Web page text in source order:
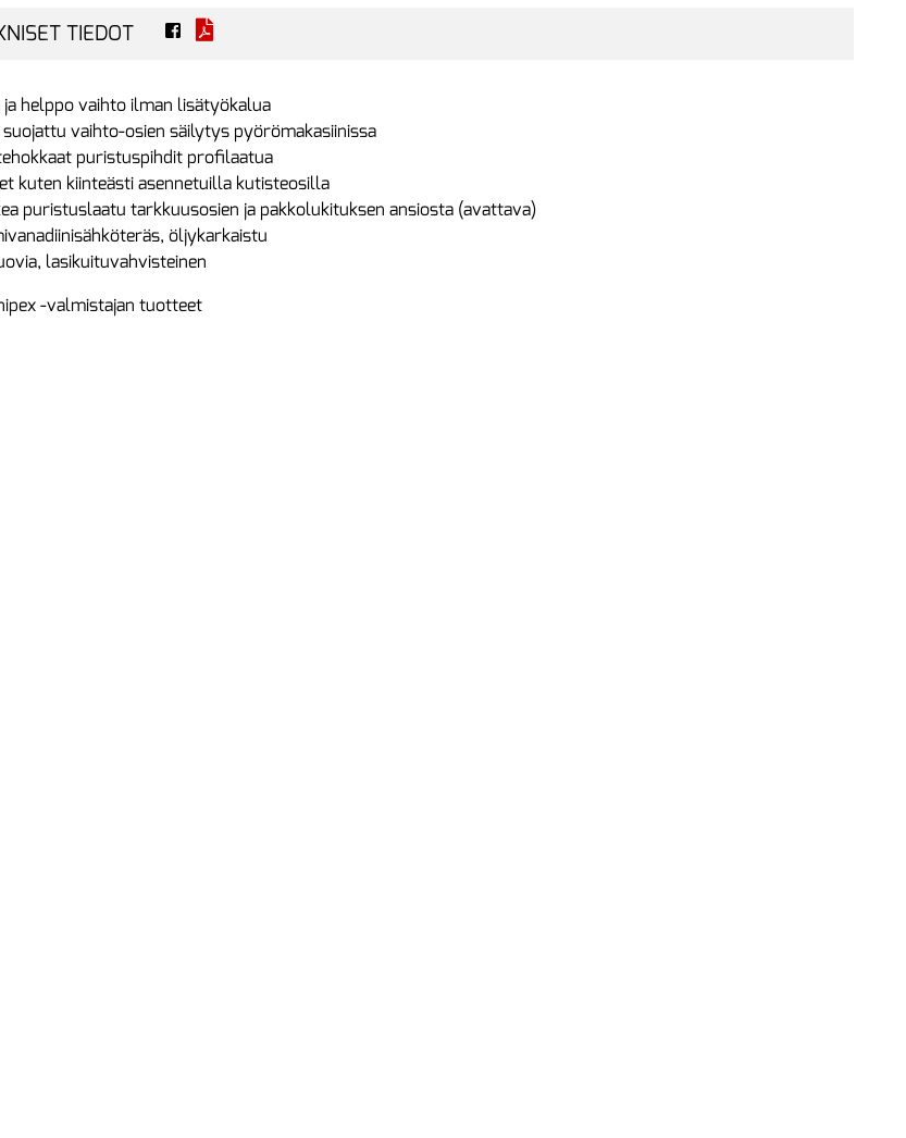
TIEDOT
helppo vaihto ilman lisätyökalua
vaihto-osien säilytys pyörömakasiinissa
puristuspihdit profilaatua
kuten kiinteästi asennetuilla kutisteosilla
puristuslaatu tarkkuusosien ja pakkolukituksen ansiosta (avattava)
öljykarkaistu
lasikuituvahvisteinen
-valmistajan tuotteet